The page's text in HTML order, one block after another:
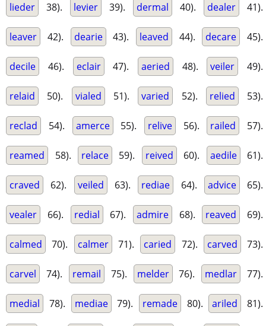
lieder 38). levier 39). dermal 40). dealer 41).
leaver 42). dearie 43). leaved 44). decare 45).
decile 46). eclair 47). aeried 48). veiler 49).
relaid 50). vialed 51). varied 52). relied 53).
reclad 54). amerce 55). relive 56). railed 57).
reamed 58). relace 59). reived 60). aedile 61).
craved 62). veiled 63). rediae 64). advice 65).
vealer 66). redial 67). admire 68). reaved 69).
calmed 70). calmer 71). caried 72). carved 73).
carvel 74). remail 75). melder 76). medlar 77).
medial 78). mediae 79). remade 80). ariled 81).